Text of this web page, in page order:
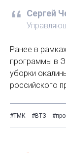
Сергей
Ранее в
программы в
уборки
российского
#ТМК #ВТЗ